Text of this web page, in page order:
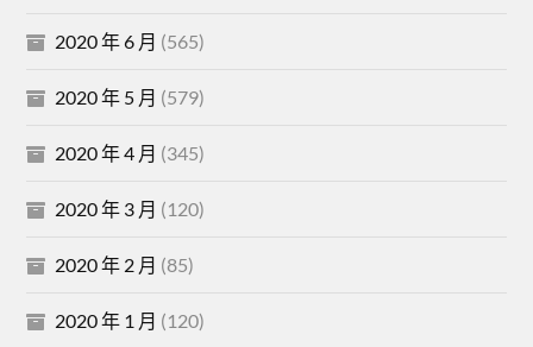
2020 年 6 月 (565)
2020 年 5 月 (579)
2020 年 4 月 (345)
2020 年 3 月 (120)
2020 年 2 月 (85)
2020 年 1 月 (120)